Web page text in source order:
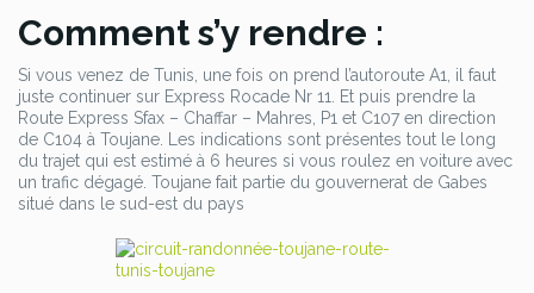
Comment s’y rendre :
Si vous venez de Tunis, une fois on prend l’autoroute A1, il faut
juste continuer sur Express Rocade Nr 11. Et puis prendre la
Route Express Sfax – Chaffar – Mahres, P1 et C107 en direction
de C104 à Toujane. Les indications sont présentes tout le long
du trajet qui est estimé à 6 heures si vous roulez en voiture avec
un trafic dégagé. Toujane fait partie du gouvernerat de Gabes
situé dans le sud-est du pays